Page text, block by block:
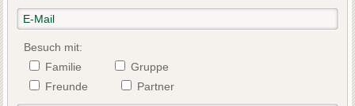
Besuch mit:
Familie
Gruppe
Freunde
Partner